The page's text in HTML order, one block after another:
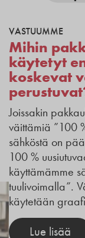
VASTUUMME
Mihin
käytetyt
koskevat
Joissakin
väittämiä ”100
sähköstä on
100 %
käyttämämme
tuulivoimalla”.
käytetään
Lue lisää